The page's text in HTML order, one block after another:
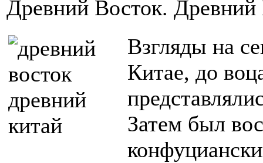
Древний Восток. Древний
Взгляды на
Китае, до
Затем был